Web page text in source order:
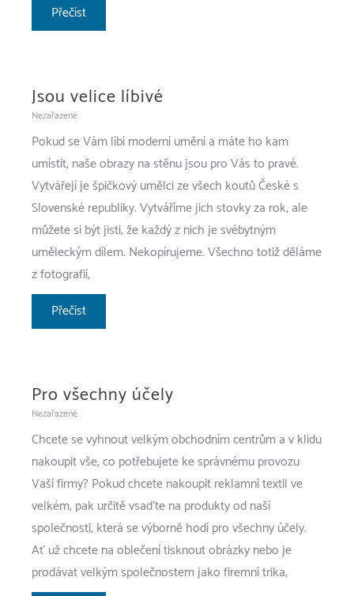
Ach
ta
Přečíst
Jsou velice líbivé
Nezařazené
Pokud se Vám líbí moderní umění a máte ho kam
umístit, naše obrazy na stěnu jsou pro Vás to pravé.
Vytvářejí je špičkový umělci ze všech koutů České s
Slovenské republiky. Vytváříme jich stovky za rok, ale
můžete si být jisti, že každý z nich je svébytným
uměleckým dílem. Nekopírujeme. Všechno totiž děláme
z fotografií,
Jsou
velice
Přečíst
Pro všechny účely
Nezařazené
Chcete se vyhnout velkým obchodním centrům a v klidu
nakoupit vše, co potřebujete ke správnému provozu
Vaší firmy? Pokud chcete nakoupit reklamní textil ve
velkém, pak určitě vsaďte na produkty od naší
společnosti, která se výborně hodí pro všechny účely.
Ať už chcete na oblečení tisknout obrázky nebo je
prodávat velkým společnostem jako firemní trika,